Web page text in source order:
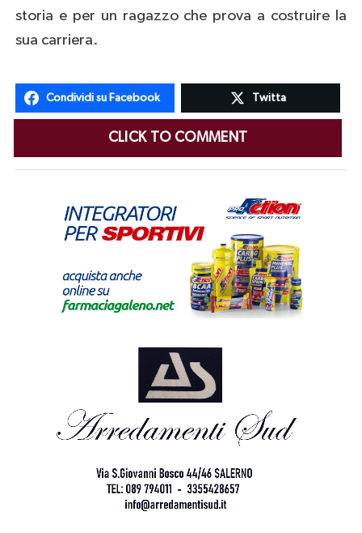
storia e per un ragazzo che prova a costruire la
sua carriera.
Condividi su Facebook Twitta
CLICK TO COMMENT